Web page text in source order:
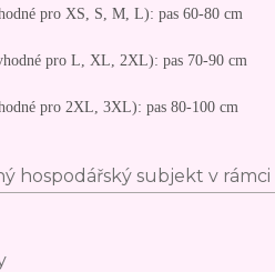
pro XS, S, M, L): pas 60-80 cm
pro L, XL, 2XL): pas 70-90 cm
pro 2XL, 3XL): pas 80-100 cm
hospodářský subjekt v